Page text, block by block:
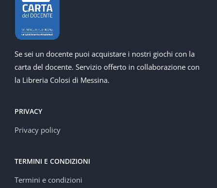
Se sei un docente puoi acquistare i nostri giochi con la
carta del docente. Servizio offerto in collaborazione con
la Libreria Colosi di Messina.
PRIVACY
Privacy policy
TERMINI E CONDIZIONI
Termini e condizioni